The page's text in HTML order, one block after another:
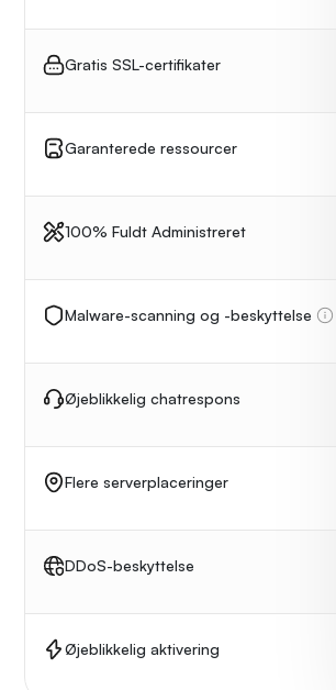
Gratis SSL-certifikater
Garanterede ressourcer
100% Fuldt Administreret
Malware-scanning og -beskyttelse
Øjeblikkelig chatrespons
Flere serverplaceringer
DDoS-beskyttelse
Øjeblikkelig aktivering